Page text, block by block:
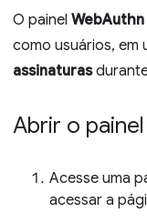
O painel WebAuthn
como usuários, em
assinaturas
Abrir o
Acesse uma
acessar a